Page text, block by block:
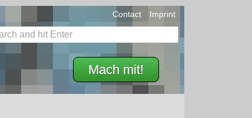
Mach mit!
Contact Imprint